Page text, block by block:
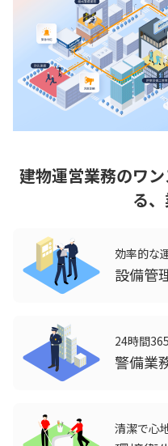
建物運営業務のワ
る
効率的な
設備管
24時間
警備業
清潔で心